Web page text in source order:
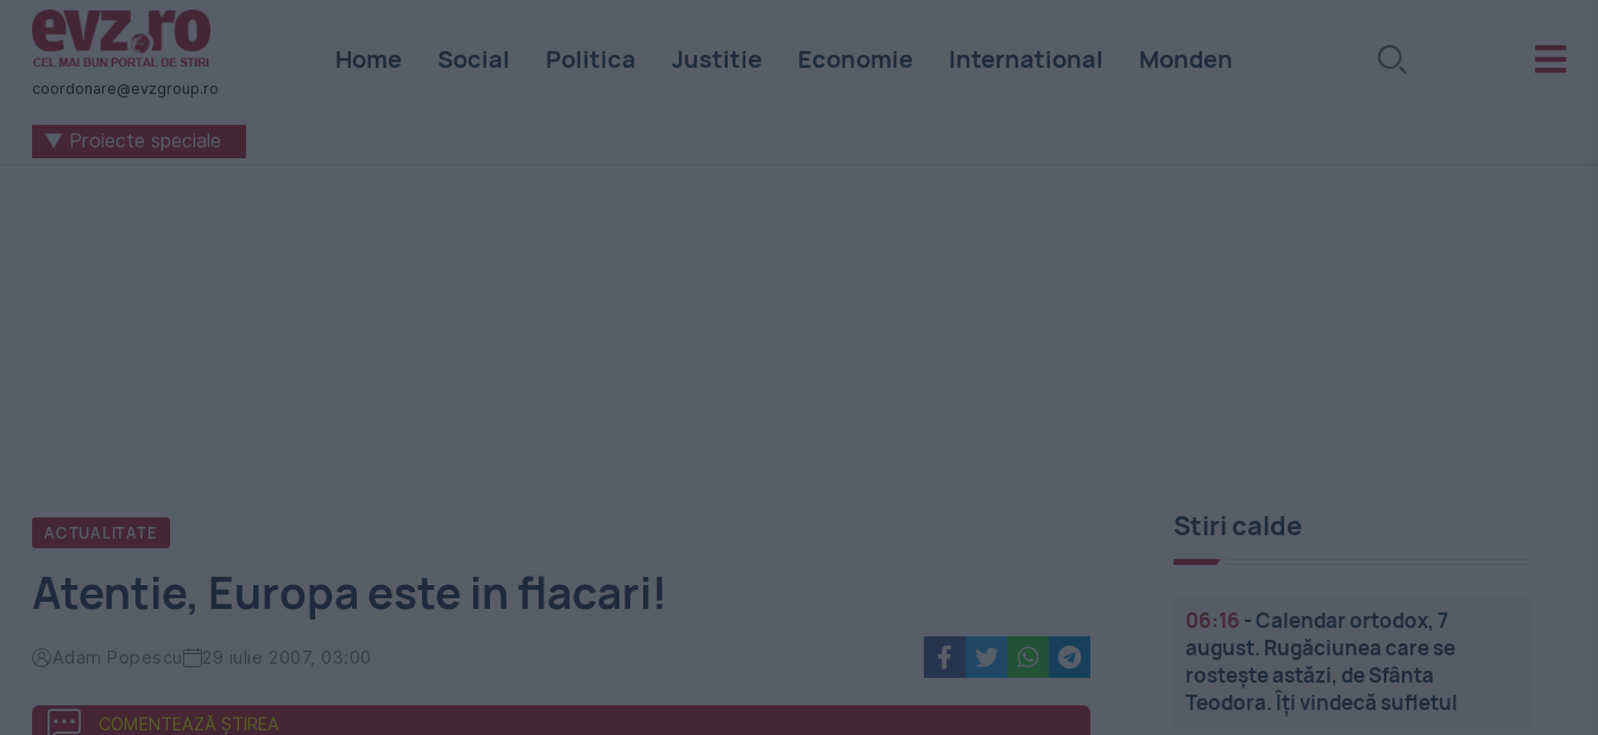
Știri
naționale
internaționale
coordonare@evzgroup.ro
Home Social Politica Justitie Economie International Monden
▼ Proiecte speciale
ACTUALITATE
Atentie, Europa este in flacari!
Adam Popescu 29 iulie 2007, 03:00
COMENTEAZĂ ȘTIREA
Stiri calde
06:16 -Calendar ortodox, 7
august. Rugăciunea care se
rostește astăzi, de Sfânta
Teodora. Îți vindecă sufletul